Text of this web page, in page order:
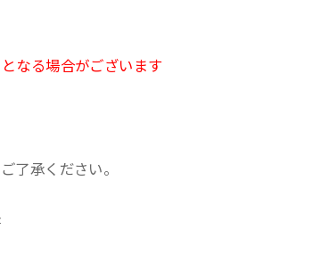
なる場合がございます
了承ください。